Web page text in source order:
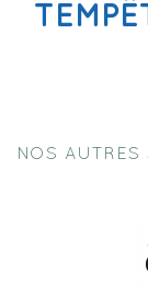
NOS AUTRES